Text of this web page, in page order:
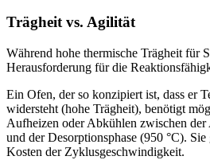
Trägheit vs. Agilität
Während hohe thermische Trägheit für
Herausforderung für die
Ein Ofen, der so konzipiert ist, dass er
widersteht (hohe Trägheit), benötigt
Aufheizen oder Abkühlen zwischen der
und der Desorptionsphase (950 °C).
Kosten der Zyklusgeschwindigkeit.